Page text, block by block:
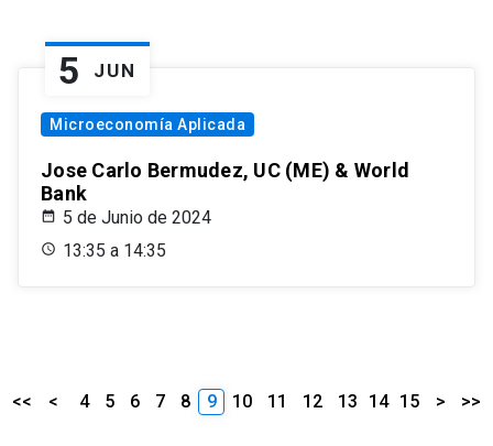
5 JUN
Microeconomía Aplicada
Jose Carlo Bermudez, UC (ME) & World
Bank
5 de Junio de 2024
13:35 a 14:35
<< < 4 5 6 7 8 9 10 11 12 13 14 15 > >>